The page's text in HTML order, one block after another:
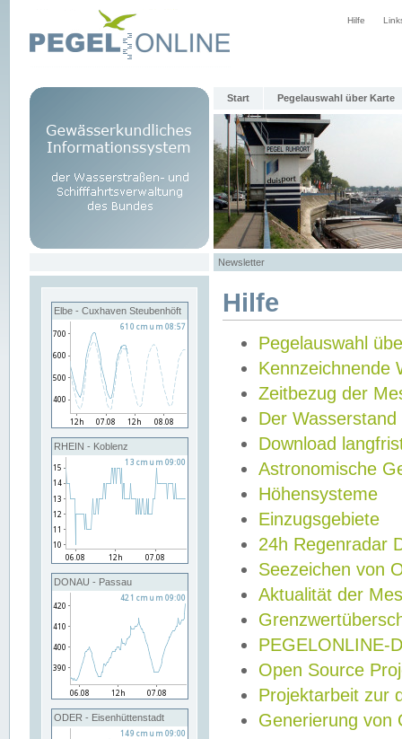
Hilfe
Start Pegelauswahl über Karte
Newsletter
Elbe - Cuxhaven Steubenhöft
RHEIN - Koblenz
DONAU - Passau
ODER - Eisenhüttenstadt
Hilfe
Pegelauswahl
Kennzeichnende
Zeitbezug der
Der Wasserstand
Download
Astronomische
Höhensysteme
Einzugsgebiete
24h Regenradar
Seezeichen von
Aktualität der
PEGELONLINE-
Open Source
Projektarbeit zur
Generierung von